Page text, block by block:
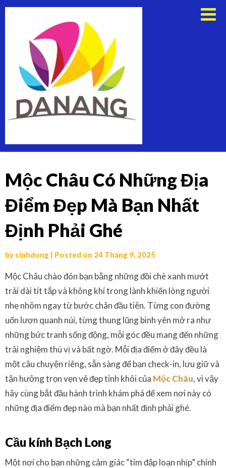
Skip
Mộc Châu Có Những Địa
Điểm Đẹp Mà Bạn Nhất
Định Phải Ghé
by sinhdong | Posted on 24 Tháng 9, 2025
Mộc Châu chào đón bạn bằng những đồi chè xanh mướt
trải dài tít tắp và không khí trong lành khiến lòng người
nhẹ nhõm ngay từ bước chân đầu tiên. Từng con đường
uốn lượn quanh núi, từng thung lũng bình yên mở ra như
những bức tranh sống động, mỗi góc đều mang đến những
trải nghiệm thú vị và bất ngờ. Mỗi địa điểm ở đây đều là
một câu chuyện riêng, sẵn sàng để bạn check-in, lưu giữ và
tận hưởng trọn vẹn vẻ đẹp tinh khôi của Mộc Châu, vì vậy
hãy cùng bắt đầu hành trình khám phá để xem nơi này có
những địa điểm đẹp nào mà bạn nhất định phải ghé.
Cầu kính Bạch Long
Một nơi cho bạn những cảm giác “tim đập loạn nhịp” chính